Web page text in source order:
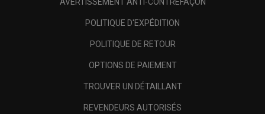
AVERTISSEMENT ANTI-CONTREFAÇON
POLITIQUE D'EXPÉDITION
POLITIQUE DE RETOUR
OPTIONS DE PAIEMENT
TROUVER UN DÉTAILLANT
REVENDEURS AUTORISÉS